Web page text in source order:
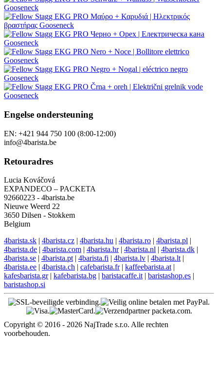
Engelse ondersteuning
EN: +421 944 750 100 (8:00-12:00)
info@4barista.be
Retouradres
Lucia Kováčová
EXPANDECO – PACKETA
92660223 - 4barista.be
Nieuwe Weerd 22
3650 Dilsen - Stokkem
Belgium
4barista.sk | 4barista.cz | 4barista.hu | 4barista.ro | 4barista.pl |
4barista.de | 4barista.com | 4barista.hr| 4barista.nl | 4barista.dk |
4barista.se | 4barista.pt | 4barista.fi | 4barista.lv | 4barista.lt |
4barista.ee | 4barista.ch | cafebarista.fr| kaffeebarista.at |
kafesbarista.gr| kafebarista.bg | baristacaffe.it | baristashop.es |
baristashop.si
Copyright © 2016 - 2026 NajTrade s.r.o. Alle rechten
voorbehouden.